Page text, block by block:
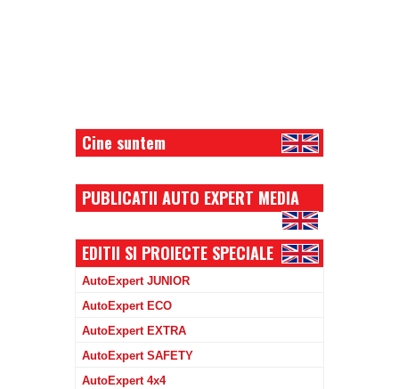
Cine suntem
PUBLICATII AUTO EXPERT MEDIA
EDITII SI PROIECTE SPECIALE
AutoExpert JUNIOR
AutoExpert ECO
AutoExpert EXTRA
AutoExpert SAFETY
AutoExpert 4x4